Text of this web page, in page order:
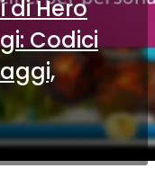
di Hero
Codici